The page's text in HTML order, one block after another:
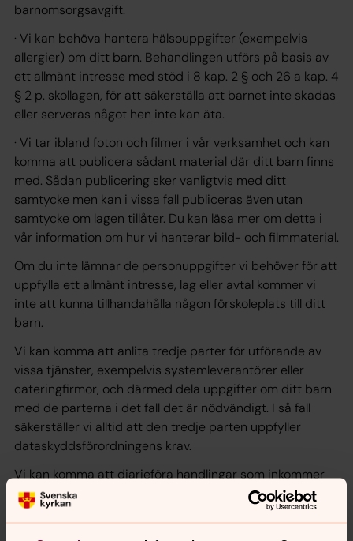
barnomsorgsavgift.
· Vi kan behöva hantera hälsouppgifter (exempelvis
allergier) om ditt barn. Behandlingen utförs på basis av
ett allmänt intresse med stöd i 8 kap. 2 § och 26 a kap. 4
§ 2 p. skollagen, för att säkerställa att barnet inte skadas
eller serveras något hen inte kan äta.
· Vi tar ibland foton och filmer i vår verksamhet och kan
komma att publicera sådant material där ditt barn finns
med. Sådan publicering sker vanligtvis med ditt
samtycke men kan i vissa fall publiceras även utan
samtycke om lagen tillåter. Du kan läsa mer om detta i
vår information om hur vi hanterar bild- och filmmaterial.
Om du inte lämnar de personuppgifter vi behöver för att
uppfylla ett allmänt intresse, lag eller avtal kommer vi
inte att kunna tillhandahålla någon förskoleplats till ditt
barn.
Vi kan komma att anlita tredje parter för utförande av
vissa tjänster, exempelvis systemleverantörer eller
cateringfirmor, och därmed dela uppgifter om ditt barn
med de parterna i det fall det är nödvändigt. I så fall
säkerställer vi alltid att den tredje parten uppfyller
dataskyddsförordningens krav.
Vi kan komma att diarieföra handlingar som inkommer
till eller upprättas hos oss. Barnets personuppgifter kan
även komma att lämnas ut i enlighet med den